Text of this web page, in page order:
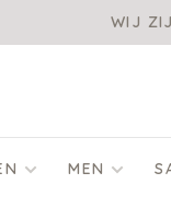
WIJ
MEN